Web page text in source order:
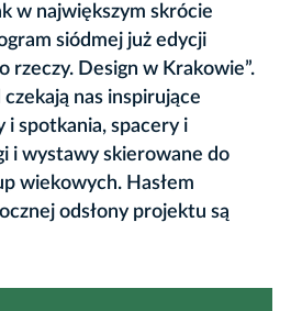
w największym skrócie
siódmej już edycji
rzeczy. Design w Krakowie”.
czekają nas inspirujące
i spotkania, spacery i
i wystawy skierowane do
wiekowych. Hasłem
odsłony projektu są